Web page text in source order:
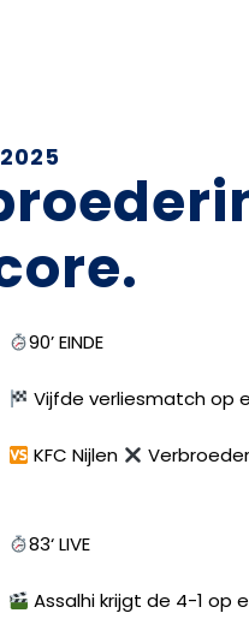
90’ EINDE
Vijfde verliesmatch op
KFC Nijlen
83‘ LIVE
Assalhi krijgt de 4-1 op